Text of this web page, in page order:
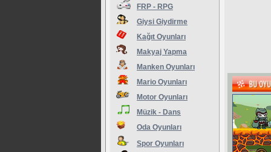
FRP - RPG
Giysi Giydirme
Kağıt Oyunları
Makyaj Yapma
Manken Oyunları
Mario Oyunları
Motor Oyunları
Müzik - Dans
Oda Oyunları
Spor Oyunları